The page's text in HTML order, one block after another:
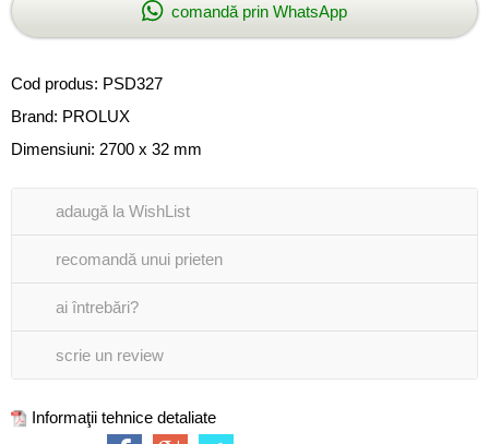
comandă prin WhatsApp
Cod produs: PSD327
Brand: PROLUX
Dimensiuni: 2700 x 32 mm
adaugă la WishList
recomandă unui prieten
ai întrebări?
scrie un review
Informaţii tehnice detaliate